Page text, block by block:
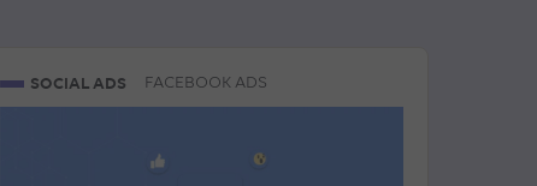
SOCIAL ADS FACEBOOK ADS